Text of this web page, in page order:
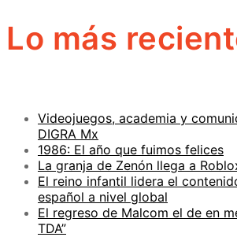
Lo más
Videojuegos, academia y
DIGRA Mx
1986: El año que fuimos felices
La granja de Zenón llega a
El reino infantil lidera el
español a nivel global
El regreso de Malcom el de en
TDA”